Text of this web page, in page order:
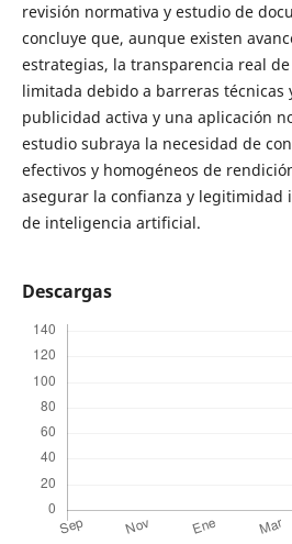
revisión normativa y estudio de
concluye que, aunque existen
estrategias, la transparencia real
limitada debido a barreras técnicas
publicidad activa y una aplicación
estudio subraya la necesidad de
efectivos y homogéneos de
asegurar la confianza y legitimidad
de inteligencia artificial.
Descargas